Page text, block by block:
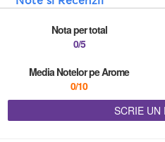
Nota per total
0/5
Media Notelor pe Arome
0/10
SCRIE UN